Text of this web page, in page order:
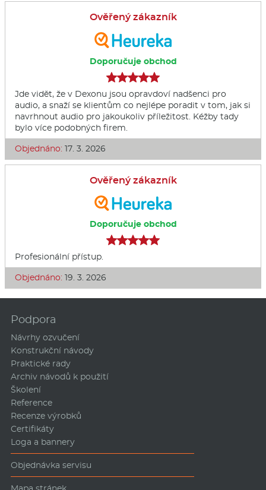
Ověřený zákazník
Doporučuje obchod
Jde vidět, že v Dexonu jsou opravdoví nadšenci pro
audio, a snaží se klientům co nejlépe poradit v tom, jak si
navrhnout audio pro jakoukoliv příležitost. Kéžby tady
bylo více podobných firem.
Objednáno: 17. 3. 2026
Ověřený zákazník
Doporučuje obchod
Profesionální přístup.
Objednáno: 19. 3. 2026
Podpora
Návrhy ozvučení
Konstrukční návody
Praktické rady
Archiv návodů k použití
Školení
Reference
Recenze výrobků
Certifikáty
Loga a bannery
Objednávka servisu